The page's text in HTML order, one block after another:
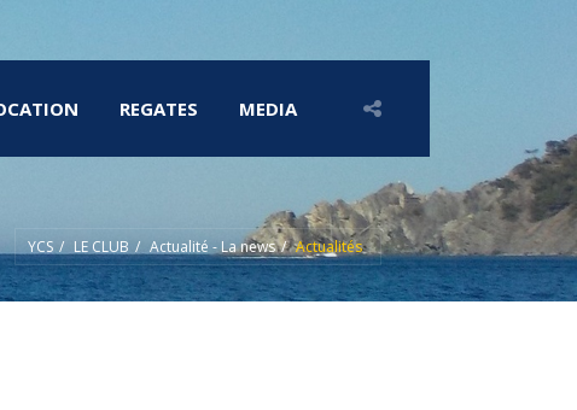
REGATES MEDIA
YCS LE CLUB Actualité - La news Actualités